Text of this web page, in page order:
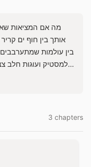
מה אם המציאות
אותך בין חוף ים
בין עולמות
למסטיק ועוגות חלב
3 chapters